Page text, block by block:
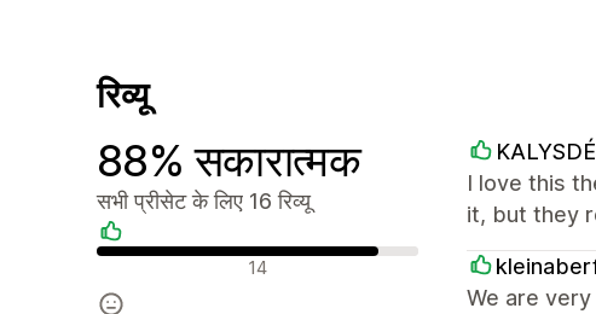
रिव्यू
88% सकारात्मक
सभी प्रीसेट के लिए 16 रिव्यू
सकारात्मक रिव्यू 14
KALYSDÉ
I love this
it, but they
We are